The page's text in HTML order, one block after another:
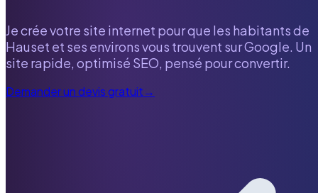
Je crée votre site internet pour que les habitants de
Hauset et ses environs vous trouvent sur Google. Un
site rapide, optimisé SEO, pensé pour convertir.
Demander un devis gratuit→